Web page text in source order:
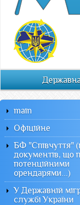
main
Офiцiйне
БФ "Співчуття"
документів, що
потенційними
орендарями...)
У Державній
службі України